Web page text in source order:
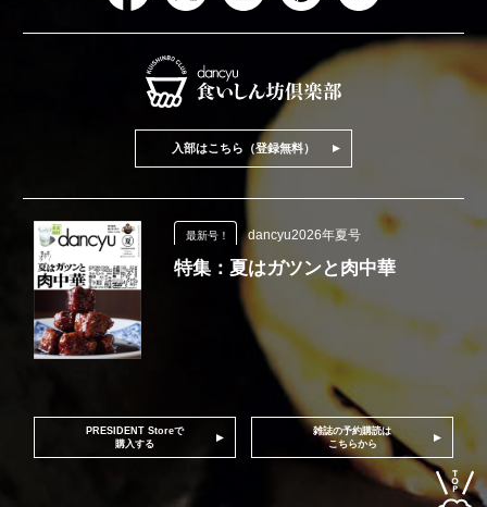
入部はこちら（登録無料）
最新号！ dancyu2026年夏号
特集：夏はガツンと肉中華
PRESIDENT Storeで
購入する
雑誌の予約購読は
こちらから